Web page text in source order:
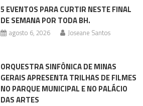
5 EVENTOS PARA CURTIR NESTE FINAL
DE SEMANA POR TODA BH.
agosto 6, 2026 Joseane Santos
ORQUESTRA SINFÔNICA DE MINAS
GERAIS APRESENTA TRILHAS DE FILMES
NO PARQUE MUNICIPAL E NO PALÁCIO
DAS ARTES